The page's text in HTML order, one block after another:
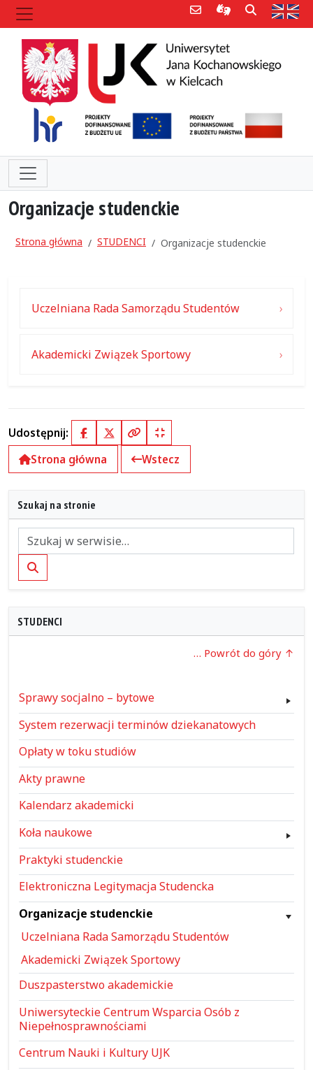
Poczta e-mailInformacje dla
Szukaj
Organizacje studenckie
Strona główna STUDENCI Organizacje studenckie
Uczelniana Rada Samorządu Studentów
Akademicki Związek Sportowy
Udostępnij: FacebookX (Twitter)
Kopiuj pełny link
Kopiuj krótki link
Strona główna
Wstecz
Szukaj na stronie
Szukaj
STUDENCI
… Powrót do góry
Sprawy socjalno – bytowe
System rezerwacji terminów dziekanatowych
Opłaty w toku studiów
Akty prawne
Kalendarz akademicki
Koła naukowe
Praktyki studenckie
Elektroniczna Legitymacja Studencka
Organizacje studenckie
Uczelniana Rada Samorządu Studentów
Akademicki Związek Sportowy
Duszpasterstwo akademickie
Uniwersyteckie Centrum Wsparcia Osób z
Niepełnosprawnościami
Centrum Nauki i Kultury UJK